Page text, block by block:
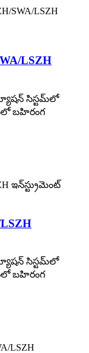
LSZH
సిస్టమ్‌లో
బహిరంగ
సిస్టమ్‌లో
బహిరంగ